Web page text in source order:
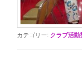
カテゴリー: クラブ活動